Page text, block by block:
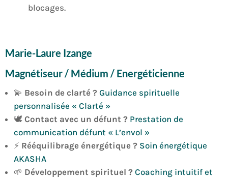
blocages.
Marie-Laure Izange
Magnétiseur / Médium / Energéticienne
💫 Besoin de clarté ? Guidance spirituelle
personnalisée « Clarté »
🕊️ Contact avec un défunt ? Prestation de
communication défunt « L’envol »
⚡ Rééquilibrage énergétique ? Soin énergétique
AKASHA
🌱 Développement spirituel ? Coaching intuitif et